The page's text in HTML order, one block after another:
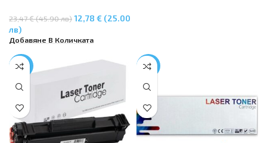
копия
23,47 € (45.90 лв)12,78 € (25.00
лв)
Добавяне В Количката
-50% -45%